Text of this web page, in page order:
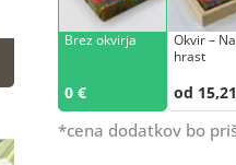
Brez okvirja
0 €
Okvir –
hrast
od
*cena dodatkov bo